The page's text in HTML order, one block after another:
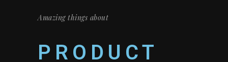
Amazing things about
PRODUCT